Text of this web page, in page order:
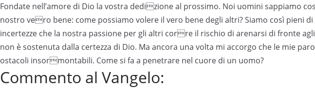
Fondate nell’amore di Dio la vostra dedizione al prossimo. Noi uomini sappiamo
nostro vero bene: come possiamo volere il vero bene degli altri? Siamo così pieni di
incertezze che la nostra passione per gli altri corre il rischio di arenarsi di fronte
non è sostenuta dalla certezza di Dio. Ma ancora una volta mi accorgo che le mie
ostacoli insormontabili. Come si fa a penetrare nel cuore di un uomo?
Commento al Vangelo: